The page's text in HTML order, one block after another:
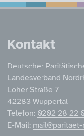
Kontakt
Deutscher
Landesverband
Loher Straße 7
42283 Wuppertal
Telefon: 0202 28 22
E-Mail: mail@paritaet-